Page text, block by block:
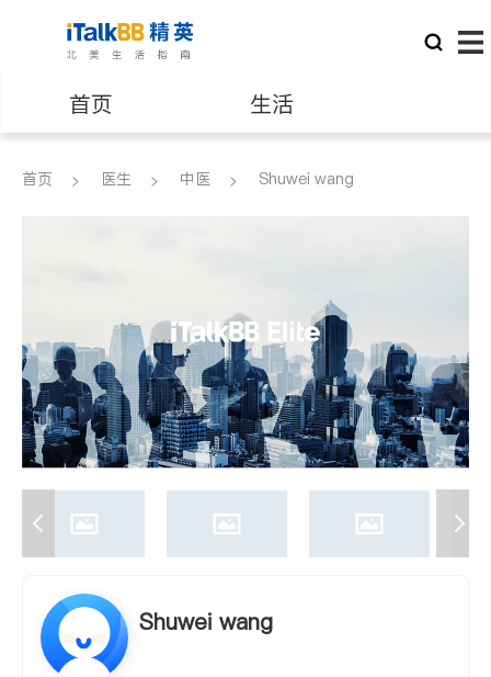
首页 生活
医生 律师
养老 非盈利组织
首页 医生 中医 Shuwei wang
Shuwei wang